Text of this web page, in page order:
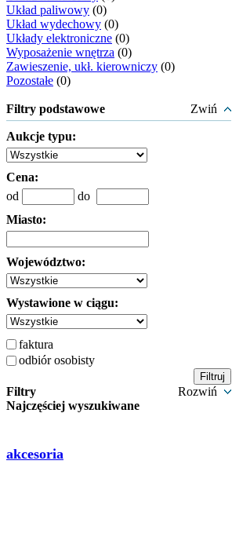
Układ paliwowy (0)
Układ wydechowy (0)
Układy elektroniczne (0)
Wyposażenie wnętrza (0)
Zawieszenie, ukł. kierowniczy (0)
Pozostałe (0)
Filtry podstawowe Zwiń
Aukcje typu:
Cena:
od
do
Miasto:
Województwo:
Wystawione w ciągu:
faktura
odbiór osobisty
Filtry
Rozwiń
Najczęściej wyszukiwane
akcesoria